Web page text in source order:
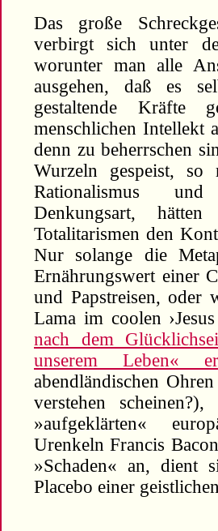
Das große
verbirgt sich unter
worunter man alle
ausgehen, daß es
gestaltende Kräfte
menschlichen Intellekt
denn zu beherrschen
Wurzeln gespeist, so
Rationalismus
Denkungsart,
Totalitarismen den
Nur solange die
Ernährungswert einer
und Papstreisen, oder
Lama im coolen
nach dem
unserem Leben«
abendländischen
verstehen
»aufgeklärten«
Urenkeln Francis
»Schaden« an, dient
Placebo einer